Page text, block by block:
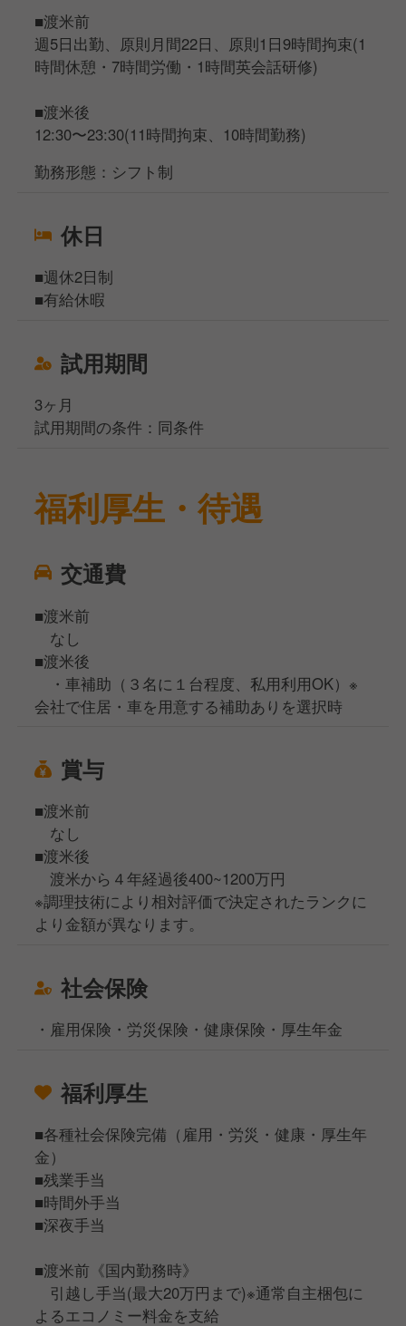
■渡米前
週5日出勤、原則月間22日、原則1日9時間拘束(1
時間休憩・7時間労働・1時間英会話研修)
■渡米後
12:30〜23:30(11時間拘束、10時間勤務)
勤務形態：シフト制
休日
■週休2日制
■有給休暇
試用期間
3ヶ月
試用期間の条件：同条件
福利厚生・待遇
交通費
■渡米前
なし
■渡米後
・車補助（３名に１台程度、私用利用OK）※
会社で住居・車を用意する補助ありを選択時
賞与
■渡米前
なし
■渡米後
渡米から４年経過後400~1200万円
※調理技術により相対評価で決定されたランクに
より金額が異なります。
社会保険
・雇用保険・労災保険・健康保険・厚生年金
福利厚生
■各種社会保険完備（雇用・労災・健康・厚生年
金）
■残業手当
■時間外手当
■深夜手当
■渡米前《国内勤務時》
引越し手当(最大20万円まで)※通常自主梱包に
よるエコノミー料金を支給